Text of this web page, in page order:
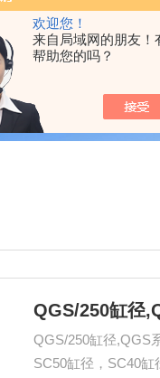
欢迎您！
来自局域网的朋友！
帮助您的吗？
QGS/250缸径,QGS
SC50缸径，SC40缸